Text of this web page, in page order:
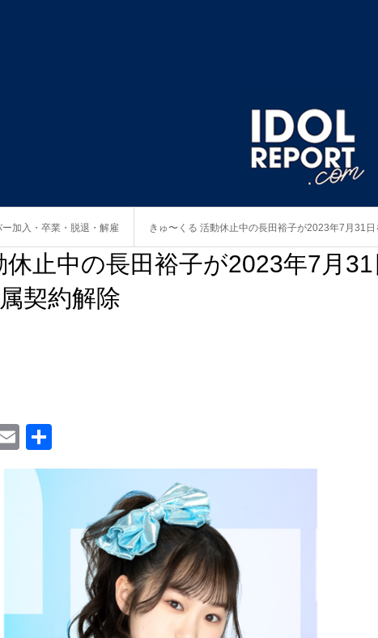
ー加入・卒業・脱退・解雇 きゅ〜くる 活動休止中の長田裕子が2023年7月31
止中の長田裕子が2023年7月
契約解除
Email
有